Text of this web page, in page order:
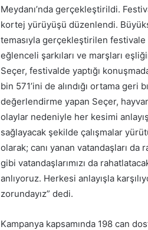
Meydanı’nda gerçekleştirildi.
kortej yürüyüşü düzenlendi.
temasıyla gerçekleştirilen festivale
eğlenceli şarkıları ve marşları
Seçer, festivalde yaptığı
bin 571’ini de alındığı ortama geri
değerlendirme yapan Seçer,
olaylar nedeniyle her kesimi
sağlayacak şekilde çalışmalar
olarak; canı yanan vatandaşları
gibi vatandaşlarımızı da
anlıyoruz. Herkesi anlayışla
zorundayız” dedi.
Kampanya kapsamında 198 can